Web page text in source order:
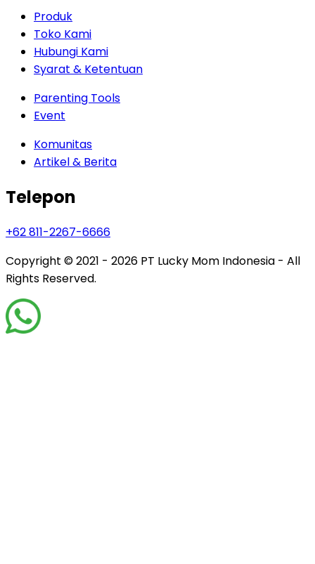
Produk
Toko Kami
Hubungi Kami
Syarat & Ketentuan
Parenting Tools
Event
Komunitas
Artikel & Berita
Telepon
+62 811-2267-6666
Copyright © 2021 - 2026 PT Lucky Mom Indonesia - All
Rights Reserved.